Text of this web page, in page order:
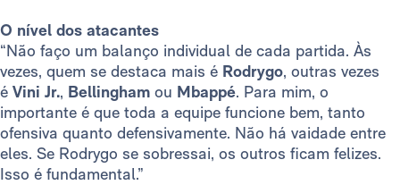
O nível dos atacantes
“Não faço um balanço individual de cada partida. Às
vezes, quem se destaca mais é Rodrygo, outras vezes
é Vini Jr., Bellingham ou Mbappé. Para mim, o
importante é que toda a equipe funcione bem, tanto
ofensiva quanto defensivamente. Não há vaidade entre
eles. Se Rodrygo se sobressai, os outros ficam felizes.
Isso é fundamental.”